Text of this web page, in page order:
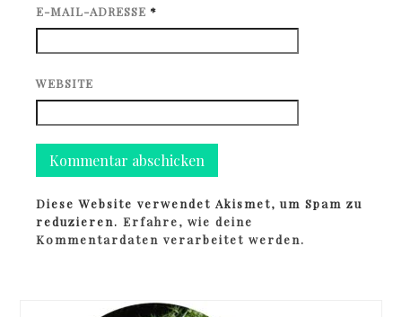
E-MAIL-ADRESSE *
WEBSITE
Diese Website verwendet Akismet, um Spam zu
reduzieren.Erfahre, wie deine
Kommentardaten verarbeitet werden.